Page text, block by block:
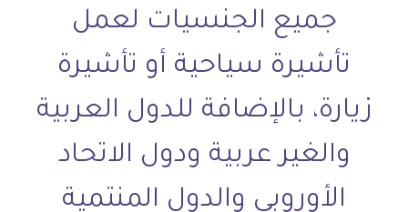
جميع الجنسيات لعمل
تأشيرة سياحية أو تأشيرة
زيارة، بالإضافة للدول العربية
والغير عربية ودول الاتحاد
الأوروبي والدول المنتمية